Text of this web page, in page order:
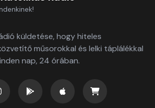
küldetése, hogy hiteles
műsorokkal és lelki táplálékkal
nap, 24 órában.